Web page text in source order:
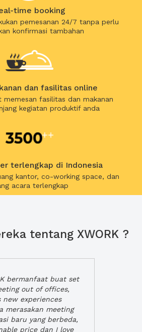
time booking
pemesanan 24/7 tanpa perlu
konfirmasi tambahan
dan fasilitas online
memesan fasilitas dan makanan
kegiatan produktif anda
terlengkap di Indonesia
kantor, co-working space, dan
acara terlengkap
tentang XWORK ?
bermanfaat buat set
out of offices,
new experiences
merasakan meeting
baru yang berbeda,
price dan I love